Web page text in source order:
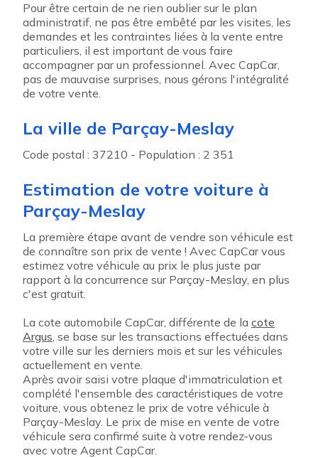
Pour être certain de ne rien oublier sur le plan
administratif, ne pas être embêté par les visites, les
demandes et les contraintes liées à la vente entre
particuliers, il est important de vous faire
accompagner par un professionnel. Avec CapCar,
pas de mauvaise surprises, nous gérons l'intégralité
de votre vente.
La ville de Parçay-Meslay
Code postal : 37210 - Population : 2 351
Estimation de votre voiture à
Parçay-Meslay
La première étape avant de vendre son véhicule est
de connaître son prix de vente ! Avec CapCar vous
estimez votre véhicule au prix le plus juste par
rapport à la concurrence sur Parçay-Meslay, en plus
c'est gratuit.
La cote automobile CapCar, différente de la cote
Argus, se base sur les transactions effectuées dans
votre ville sur les derniers mois et sur les véhicules
actuellement en vente.
Après avoir saisi votre plaque d'immatriculation et
complété l'ensemble des caractéristiques de votre
voiture, vous obtenez le prix de votre véhicule à
Parçay-Meslay. Le prix de mise en vente de votre
véhicule sera confirmé suite à votre rendez-vous
avec votre Agent CapCar.